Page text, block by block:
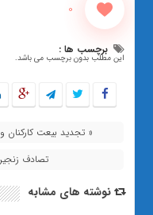
0
برچسب ها :
این مطلب بدون برچسب می باشد.
« تجدید بیعت کارکنان
تصادف
نوشته های مشابه